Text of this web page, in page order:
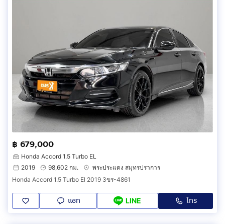
฿ 679,000
Honda Accord 1.5 Turbo EL
2019
98,602 กม.
พระประแดง สมุทรปราการ
Honda Accord 1.5 Turbo El 2019 3ขร-4861
แชท LINE โทร